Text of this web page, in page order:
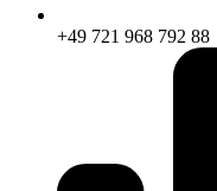
+49 721 968 792 88